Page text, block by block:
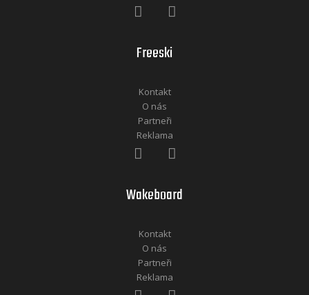
Freeski
Kontakt
O nás
Partneři
Reklama
Wakeboard
Kontakt
O nás
Partneři
Reklama